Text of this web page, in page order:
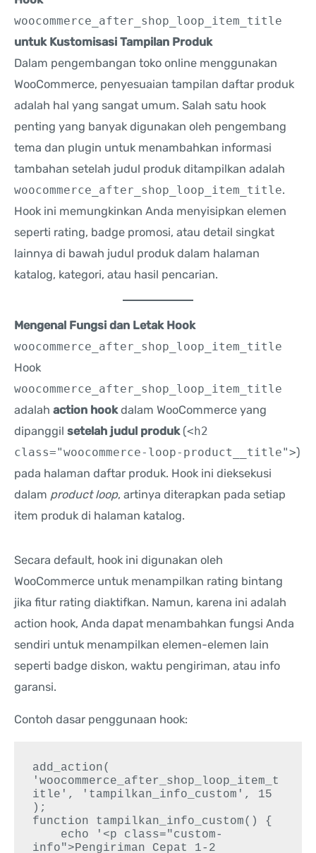
woocommerce_after_shop_loop_item_title
untuk Kustomisasi Tampilan Produk
Dalam pengembangan toko online menggunakan
WooCommerce, penyesuaian tampilan daftar produk
adalah hal yang sangat umum. Salah satu hook
penting yang banyak digunakan oleh pengembang
tema dan plugin untuk menambahkan informasi
tambahan setelah judul produk ditampilkan adalah
woocommerce_after_shop_loop_item_title.
Hook ini memungkinkan Anda menyisipkan elemen
seperti rating, badge promosi, atau detail singkat
lainnya di bawah judul produk dalam halaman
katalog, kategori, atau hasil pencarian.
Mengenal Fungsi dan Letak Hook
woocommerce_after_shop_loop_item_title
Hook
woocommerce_after_shop_loop_item_title
adalah action hook dalam WooCommerce yang
dipanggil setelah judul produk (<h2
class="woocommerce-loop-product__title">)
pada halaman daftar produk. Hook ini dieksekusi
dalam product loop, artinya diterapkan pada setiap
item produk di halaman katalog.
Secara default, hook ini digunakan oleh
WooCommerce untuk menampilkan rating bintang
jika fitur rating diaktifkan. Namun, karena ini adalah
action hook, Anda dapat menambahkan fungsi Anda
sendiri untuk menampilkan elemen-elemen lain
seperti badge diskon, waktu pengiriman, atau info
garansi.
Contoh dasar penggunaan hook:
add_action(
'woocommerce_after_shop_loop_item_t
itle', 'tampilkan_info_custom', 15
);
function tampilkan_info_custom() {
info">Pengiriman Cepat 1-2